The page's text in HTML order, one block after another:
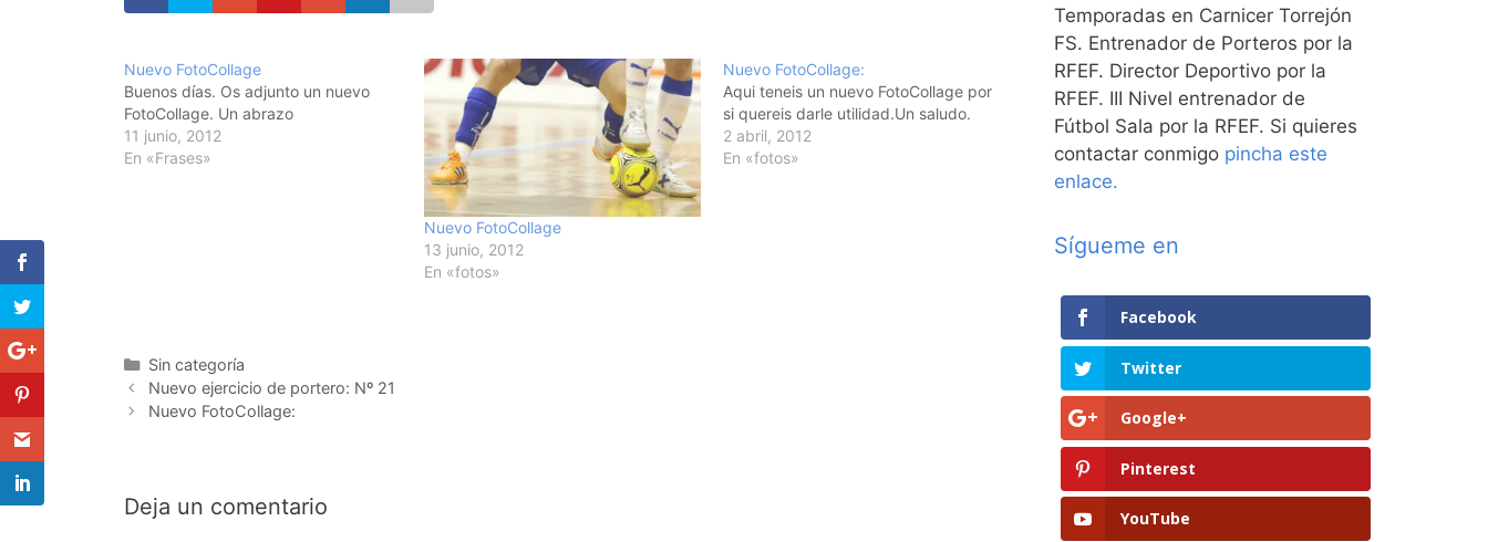
Nuevo FotoCollage
Buenos días. Os adjunto un nuevo
FotoCollage. Un abrazo
11 junio, 2012
En «Frases»
Nuevo FotoCollage
13 junio, 2012
En «fotos»
Nuevo FotoCollage:
Aqui teneis un nuevo FotoCollage por
si quereis darle utilidad.Un saludo.
2 abril, 2012
En «fotos»
Categorías
Sin categoría
Navegación
de
Nuevo ejercicio de portero: Nº 21
Nuevo FotoCollage:
Deja un comentario
Temporadas en Carnicer Torrejón
FS. Entrenador de Porteros por la
RFEF. Director Deportivo por la
RFEF. III Nivel entrenador de
Fútbol Sala por la RFEF. Si quieres
contactar conmigo pincha este
enlace.
Sígueme en
Facebook
Twitter
Google+
Pinterest
YouTube